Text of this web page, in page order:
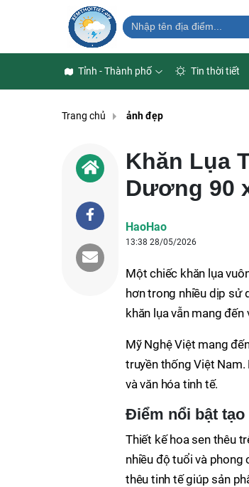
Tỉnh - Thành phố Tin thời tiết
Trang chủ ảnh đẹp
Khăn Lụa
Dương 90
HaoHao
13:38 28/05/2026
Một chiếc khăn lụa
hơn trong nhiều dịp sử
khăn lụa vẫn mang
Mỹ Nghệ Việt mang
truyền thống Việt
và văn hóa tinh tế.
Điểm nổi bật tạo
Thiết kế hoa sen thêu
nhiều độ tuổi và
thêu tinh tế giúp sản